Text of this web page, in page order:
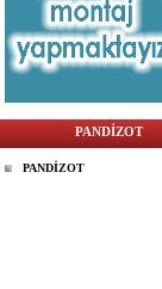
PANDİZOT
PANDİZOT